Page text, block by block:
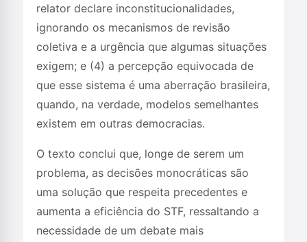
relator declare inconstitucionalidades,
ignorando os mecanismos de revisão
coletiva e a urgência que algumas situações
exigem; e (4) a percepção equivocada de
que esse sistema é uma aberração brasileira,
quando, na verdade, modelos semelhantes
existem em outras democracias.
O texto conclui que, longe de serem um
problema, as decisões monocráticas são
uma solução que respeita precedentes e
aumenta a eficiência do STF, ressaltando a
necessidade de um debate mais